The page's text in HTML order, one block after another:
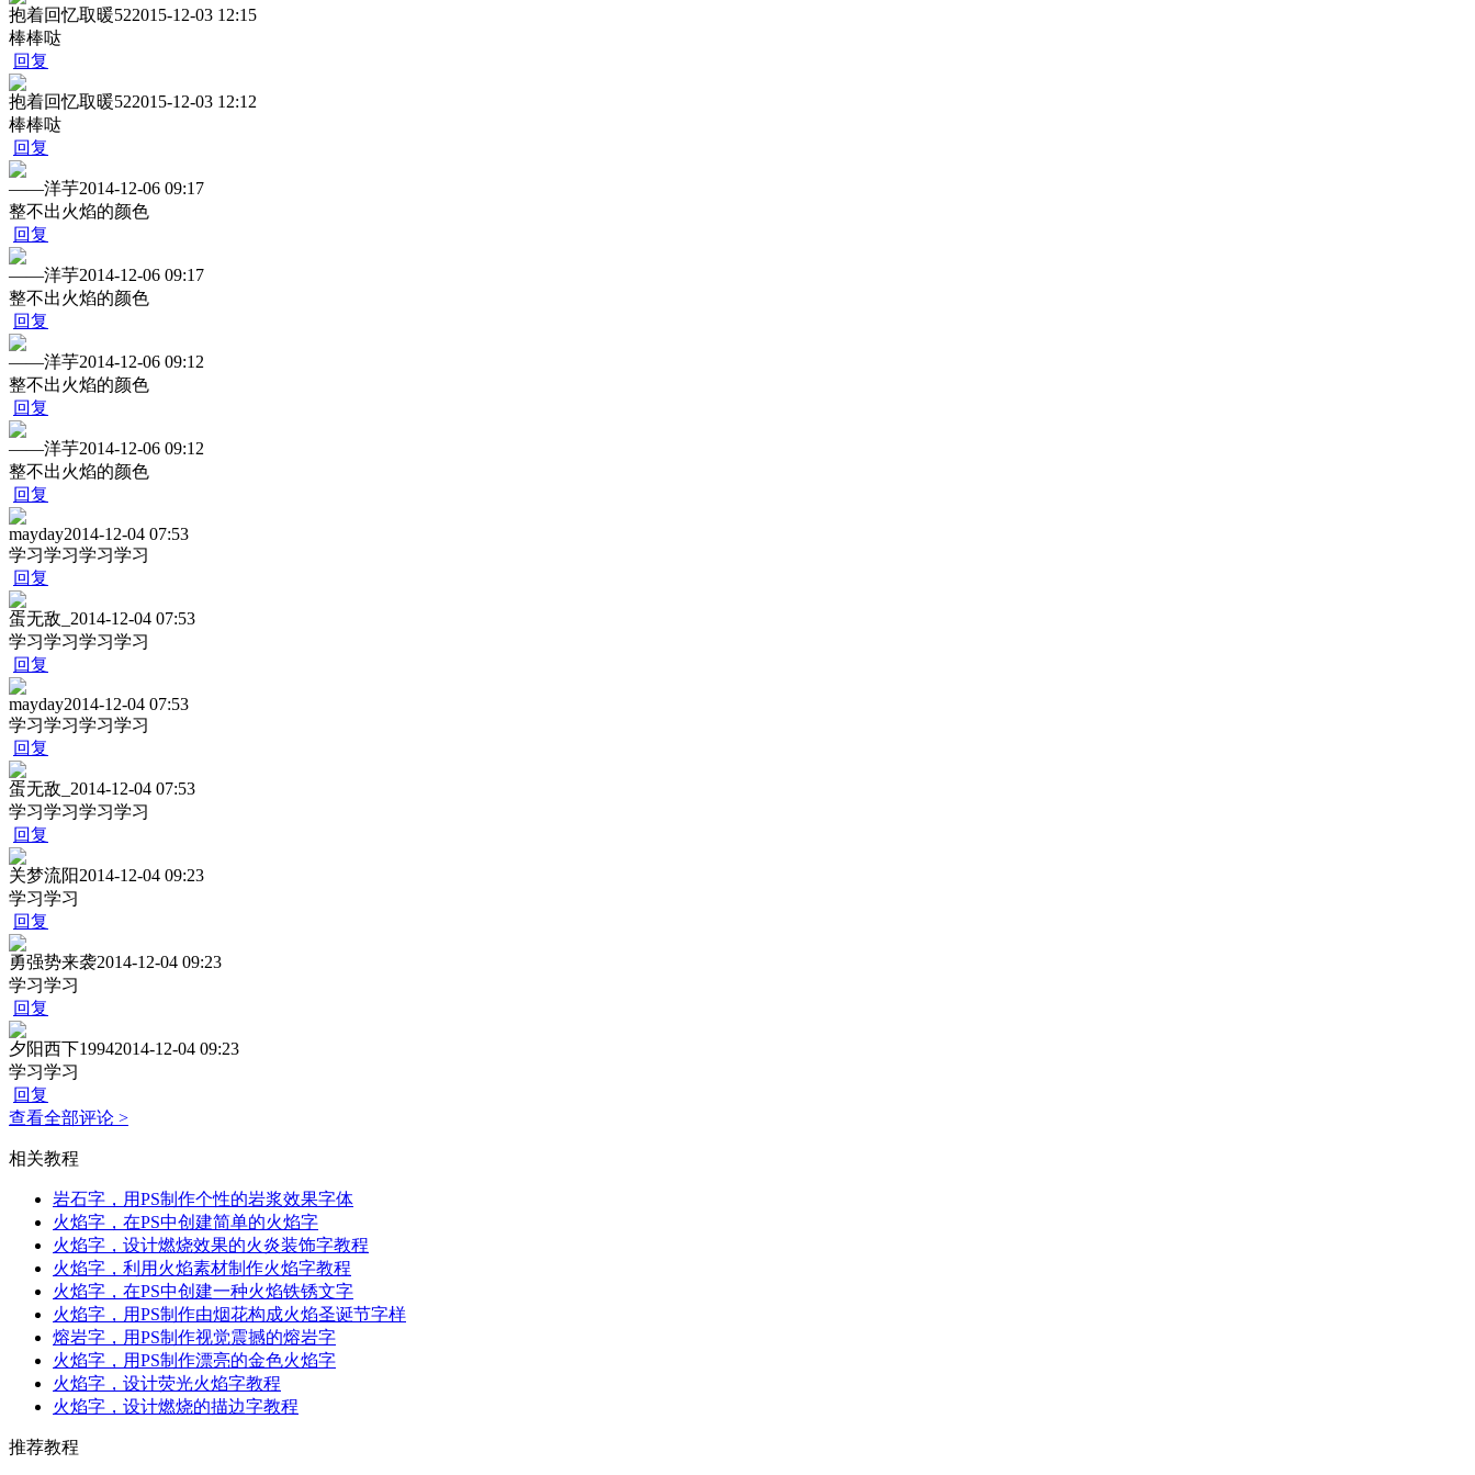
抱着回忆取暖522015-12-03 12:15
棒棒哒
回复
抱着回忆取暖522015-12-03 12:12
棒棒哒
回复
——洋芋2014-12-06 09:17
整不出火焰的颜色
回复
——洋芋2014-12-06 09:17
整不出火焰的颜色
回复
——洋芋2014-12-06 09:12
整不出火焰的颜色
回复
——洋芋2014-12-06 09:12
整不出火焰的颜色
回复
mayday2014-12-04 07:53
学习学习学习学习
回复
蛋无敌_ 2014-12-04 07:53
学习学习学习学习
回复
mayday2014-12-04 07:53
学习学习学习学习
回复
蛋无敌_ 2014-12-04 07:53
学习学习学习学习
回复
关梦流阳2014-12-04 09:23
学习学习
回复
勇强势来袭2014-12-04 09:23
学习学习
回复
夕阳西下19942014-12-04 09:23
学习学习
回复
查看全部评论 >
相关教程
岩石字，用PS制作个性的岩浆效果字体
火焰字，在PS中创建简单的火焰字
火焰字，设计燃烧效果的火炎装饰字教程
火焰字，利用火焰素材制作火焰字教程
火焰字，在PS中创建一种火焰铁锈文字
火焰字，用PS制作由烟花构成火焰圣诞节字样
熔岩字，用PS制作视觉震撼的熔岩字
火焰字，用PS制作漂亮的金色火焰字
火焰字，设计荧光火焰字教程
火焰字，设计燃烧的描边字教程
推荐教程